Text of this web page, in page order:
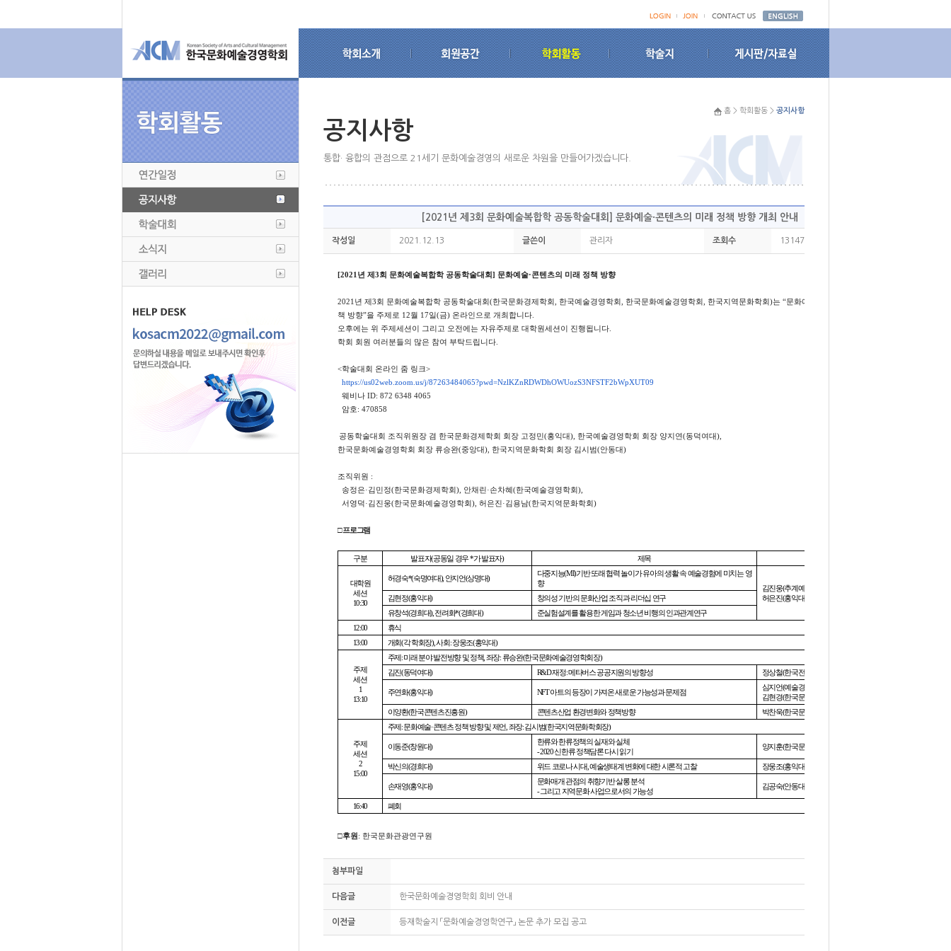
홈 > 학회활동 > 공지사항
공지사항
통합· 융합의 관점으로 21세기 문화예술경영의 새로운 차원을 만들어가겠습니다.
[2021년 제3회 문화예술복합학 공동학술대회] 문화예술·콘텐츠의 미래 정책 방향 개최 안내
작성일 2021.12.13 글쓴이 관리자 조회수 13147
[2021 년 제3회 문화예술복합학 공동학술대회] 문화예술·콘텐츠의 미래 정책 방향
2021 년 제3회 문화예술복합학 공동학술대회(한국문화경제학회 한국예술경영학회 한국문화예술경영학회 한국지역문화학회)는 “문화예술
책 방향”을 주제로 12월 17일(금) 온라인으로 개최합니다
오후에는 위 주제세션이 그리고 오전에는 자유주제로 대학원세션이 진행됩니다
학회 회원 여러분들의 많은 참여 부탁드립니다
<학술대회 온라인 줌 링크>
https://us02web.zoom.us/j/87263484065?pwd=NzlKZnRDWDhOWUozS3NFSTF2bWpXUT09
웨비나 ID: 872 6348 4065
암호: 470858
공동학술대회 조직위원장 겸 한국문화경제학회 회장 고정민(홍익대), 한국예술경영학회 회장 양지연(동덕여대),
한국문화예술경영학회 회장 류승완(중앙대), 한국지역문화학회 회장 김시범(안동대)
조직위원 :
송정은·김민정(한국문화경제학회), 안채린·손차혜(한국예술경영학회),
서영덕·김진웅(한국문화예술경영학회), 허은진·김용남(한국지역문화학회)
□프로그램
구분 발표자(공동일 경우*가 발표자) 제목
대학원
세션
10:30
허경숙*(숙명여대), 안지언(상명대)
다중지능(MI)기반 또래 협력 놀이가 유아의 생활 속 예술경험에 미치는 영
향
김진웅(추계예대
허은진(홍익대
김현정(홍익대)
창의성 기반의 문화산업 조직과 리더십 연구
유창석(경희대), 전려화*(경희대)
준실험설계를 활용한 게임과 청소년 비행의 인과관계연구
12:00
휴식
13:00
개회(각 학회장),사회:장웅조(홍익대)
주제
세션
1
13:10
주제:미래 분야 발전방향 및 정책, 좌장:류승완(한국문화예술경영학회장)
김진(동덕여대) R&D재정:메타버스 공공지원의 방향성 정상철(한국전통문화대
주연화(홍익대) NFT아트의 등장이 가져온 새로운 가능성과 문제점
심지언(예술경영지원센터
김현경(한국문화관광연구원
이양환(한국콘텐츠진흥원) 콘텐츠산업 환경변화와 정책방향 박찬욱(한국문화관광연구원
주제
세션
2
15:00
주제:문화예술·콘텐츠 정책 방향 및 제언 좌장:김시범(한국지역문화학회장)
이동준(창원대)
한류와 한류정책의 실재와 실체
- 2020신한류 정책담론 다시 읽기
양지훈(한국문화관광연구원
박신의(경희대) 위드 코로나 시대,예술생태계 변화에 대한 시론적 고찰 장웅조(홍익대
손재영(홍익대)
문화매개 관점의 취향기반 살롱 분석
-그리고 지역문화 사업으로서의 가능성
김공숙(안동대
16:40 폐회
□후원: 한국문화관광연구원
첨부파일
다음글 한국문화예술경영학회 회비 안내
이전글 등재학술지 「문화예술경영학연구」 논문 추가 모집 공고